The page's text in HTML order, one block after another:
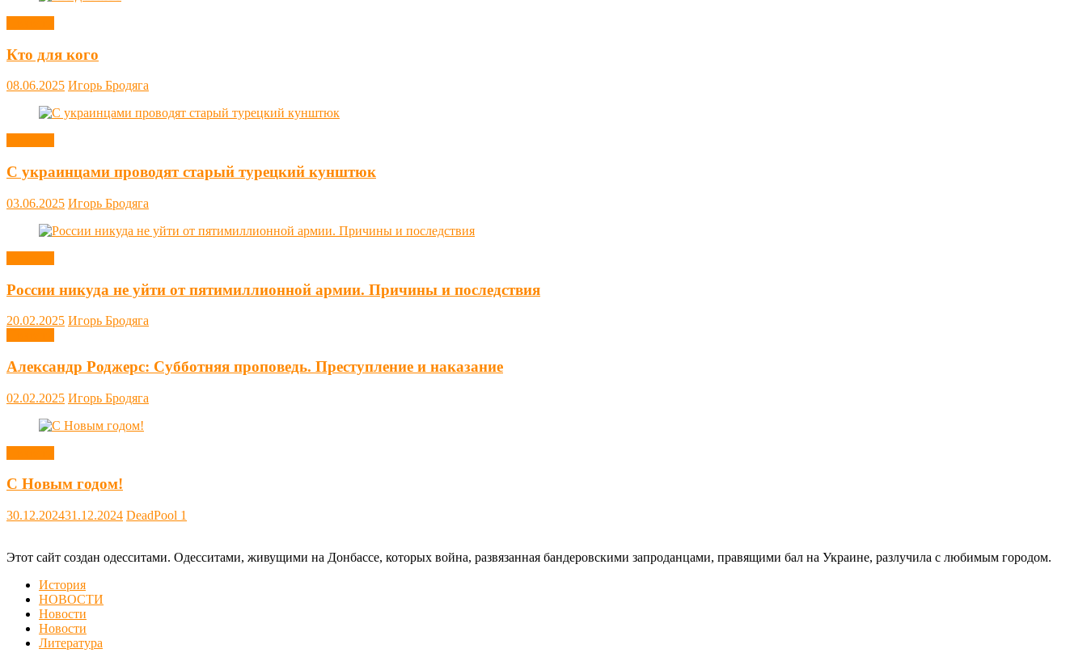
Кто для кого
08.06.2025 Игорь Бродяга
С украинцами проводят старый турецкий кунштюк
03.06.2025 Игорь Бродяга
России никуда не уйти от пятимиллионной армии. Причины и последствия
20.02.2025 Игорь Бродяга
Александр Роджерс: Субботняя проповедь. Преступление и наказание
02.02.2025 Игорь Бродяга
С Новым годом!
30.12.202431.12.2024 DeadPool 1
Этот сайт создан одесситами. Одесситами, живущими на Донбассе, которых война, развязанная бандеровскими запроданцами, правящими бал на Украине, разлучила с любимым городом.
История
НОВОСТИ
Новости
Новости
Литература